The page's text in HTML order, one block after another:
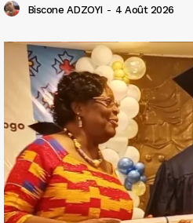
Biscone ADZOYI - 4 Août 2026